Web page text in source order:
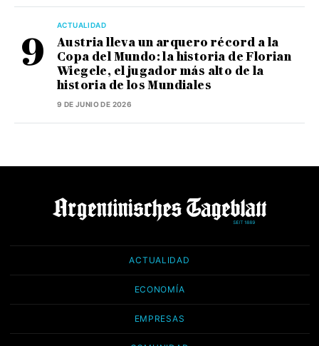
ACTUALIDAD
Austria lleva un arquero récord a la
Copa del Mundo: la historia de Florian
Wiegele, el jugador más alto de la
historia de los Mundiales
9 DE JUNIO DE 2026
ACTUALIDAD
ECONOMÍA
EMPRESAS